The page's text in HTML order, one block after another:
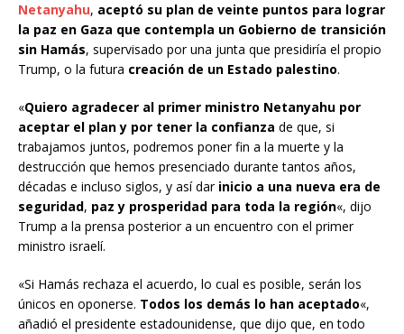
Netanyahu, aceptó su plan de veinte puntos para lograr
la paz en Gaza que contempla un Gobierno de transición
sin Hamás, supervisado por una junta que presidiría el propio
Trump, o la futura creación de un Estado palestino.
«Quiero agradecer al primer ministro Netanyahu por
aceptar el plan y por tener la confianza de que, si
trabajamos juntos, podremos poner fin a la muerte y la
destrucción que hemos presenciado durante tantos años,
décadas e incluso siglos, y así darinicio a una nueva era de
seguridad, paz y prosperidad para toda la región«, dijo
Trump a la prensa posterior a un encuentro con el primer
ministro israelí.
«Si Hamás rechaza el acuerdo, lo cual es posible, serán los
únicos en oponerse. Todos los demás lo han aceptado«,
añadió el presidente estadounidense, que dijo que, en todo